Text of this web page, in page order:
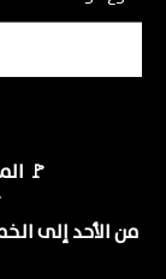
🚩